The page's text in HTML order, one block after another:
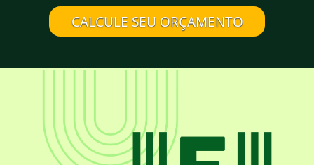
CALCULE SEU ORÇAMENTO